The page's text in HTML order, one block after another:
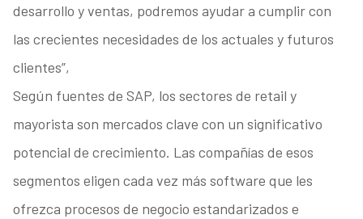
desarrollo y ventas, podremos ayudar a cumplir con
las crecientes necesidades de los actuales y futuros
clientes”,
Según fuentes de SAP, los sectores de retail y
mayorista son mercados clave con un significativo
potencial de crecimiento. Las compañías de esos
segmentos eligen cada vez más software que les
ofrezca procesos de negocio estandarizados e